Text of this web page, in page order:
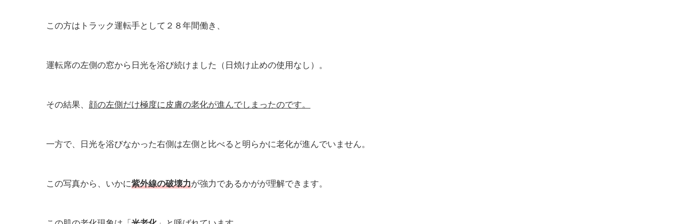
この方はトラック運転手として２８年間働き、
運転席の左側の窓から日光を浴び続けました（日焼け止めの使用なし）。
その結果、 顔の左側だけ極度に皮膚の老化が進んでしまったのです。
一方で、日光を浴びなかった右側は左側と比べると明らかに老化が進んでいません。
この写真から、いかに紫外線の破壊力が強力であるかがが理解できます。